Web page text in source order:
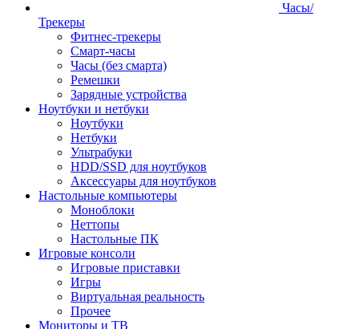
Часы/
Трекеры
Фитнес-трекеры
Смарт-часы
Часы (без смарта)
Ремешки
Зарядные устройства
Ноутбуки и нетбуки
Ноутбуки
Нетбуки
Ультрабуки
HDD/SSD для ноутбуков
Аксессуары для ноутбуков
Настольные компьютеры
Моноблоки
Неттопы
Настольные ПК
Игровые консоли
Игровые приставки
Игры
Виртуальная реальность
Прочее
Мониторы и ТВ